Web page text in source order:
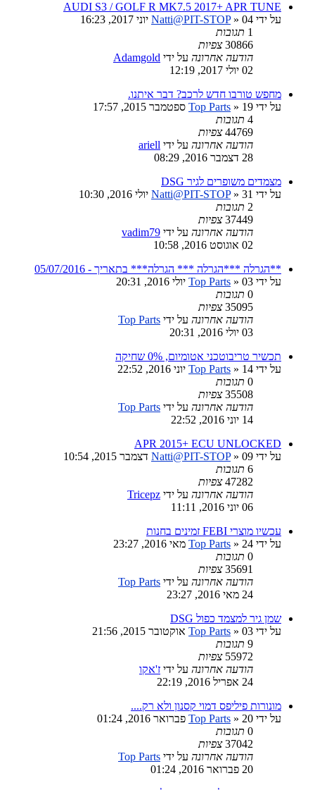
AUDI S3 / GOLF R MK7.5 2017+ APR TUNE
על ידי
Natti@PIT-STOP» 04 יוני 2017, 16:23
1 תגובות
30866 צפיות
הודעה אחרונה על ידי Adamgold
02 יולי 2017, 12:19
מחפש טורבו חדש לרכב? דבר איתנו.
על ידי
Top Parts » 19 ספטמבר 2015, 17:57
4 תגובות
44769 צפיות
הודעה אחרונה על ידי ariell
28 דצמבר 2016, 08:29
מצמדים משופרים לגיר DSG
על ידי
Natti@PIT-STOP» 31 יולי 2016, 10:30
2 תגובות
37449 צפיות
הודעה אחרונה על ידי vadim79
02 אוגוסט 2016, 10:58
**הגרלה ***הגרלה *** הגרלה*** בתאריך - 05/07/2016
על ידי
Top Parts » 03 יולי 2016, 20:31
0 תגובות
35095 צפיות
הודעה אחרונה על ידי Top Parts
03 יולי 2016, 20:31
תכשיר טריבוטכני אטומיום, 0% שחיקה
על ידי
Top Parts » 14 יוני 2016, 22:52
0 תגובות
35508 צפיות
הודעה אחרונה על ידי Top Parts
14 יוני 2016, 22:52
APR 2015+ ECU UNLOCKED
על ידי
Natti@PIT-STOP» 09 דצמבר 2015, 10:54
6 תגובות
47282 צפיות
הודעה אחרונה על ידי Tricepz
06 יוני 2016, 11:11
עכשיו מוצרי FEBI זמינים בחנות
על ידי
Top Parts » 24 מאי 2016, 23:27
0 תגובות
35691 צפיות
הודעה אחרונה על ידי Top Parts
24 מאי 2016, 23:27
שמן גיר למצמד כפול DSG
על ידי
Top Parts » 03 אוקטובר 2015, 21:56
9 תגובות
55972 צפיות
הודעה אחרונה על ידי ז'אקו
24 אפריל 2016, 22:19
מונורות פיליפס דמוי קסנון ולא רק....
על ידי
Top Parts » 20 פברואר 2016, 01:24
0 תגובות
37042 צפיות
הודעה אחרונה על ידי Top Parts
20 פברואר 2016, 01:24